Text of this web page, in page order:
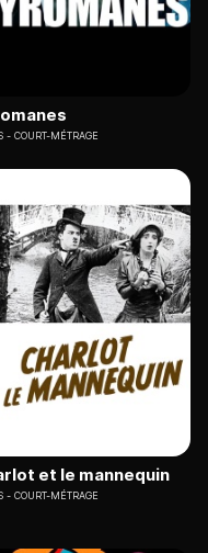
COURT-MÉTRAGE
et le mannequin
COURT-MÉTRAGE